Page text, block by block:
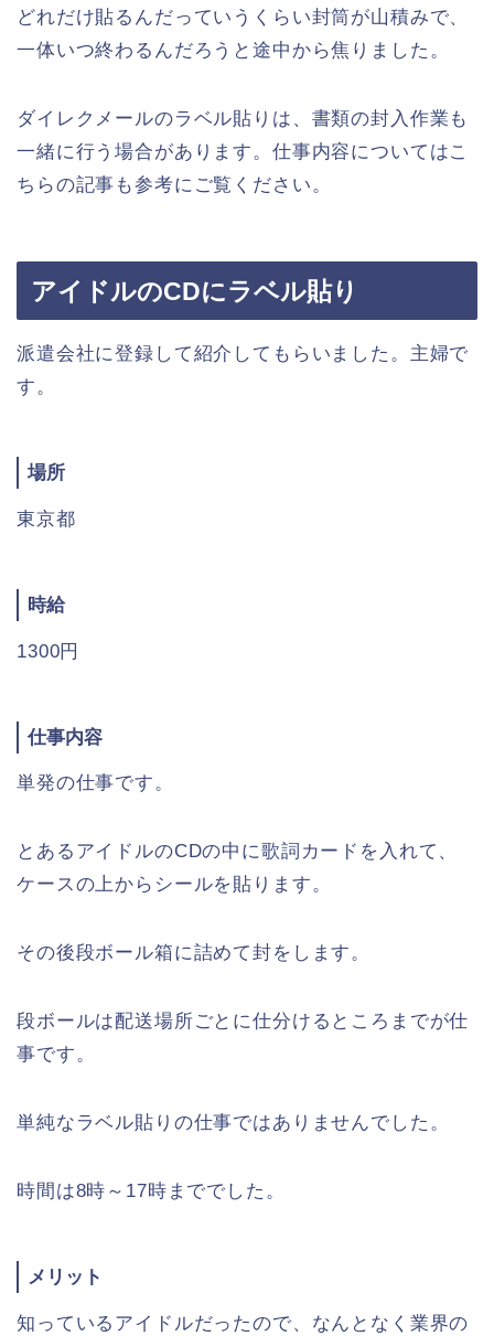
どれだけ貼るんだっていうくらい封筒が山積みで、
一体いつ終わるんだろうと途中から焦りました。
ダイレクメールのラベル貼りは、書類の封入作業も
一緒に行う場合があります。仕事内容についてはこ
ちらの記事も参考にご覧ください。
アイドルのCDにラベル貼り
派遣会社に登録して紹介してもらいました。主婦で
す。
場所
東京都
時給
1300円
仕事内容
単発の仕事です。
とあるアイドルのCDの中に歌詞カードを入れて、
ケースの上からシールを貼ります。
その後段ボール箱に詰めて封をします。
段ボールは配送場所ごとに仕分けるところまでが仕
事です。
単純なラベル貼りの仕事ではありませんでした。
時間は8時～17時まででした。
メリット
知っているアイドルだったので、なんとなく業界の